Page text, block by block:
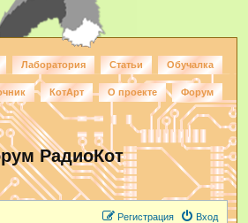
Лаборатория Статьи Обучалка
КотАрт О проекте Форум
РадиоКот
Вход
Регистрация